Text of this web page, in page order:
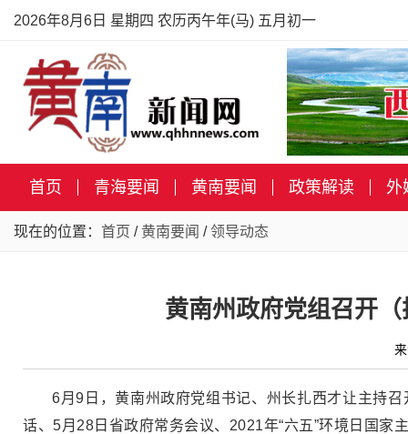
2026年8月6日 星期四 农历丙午年(马) 五月初一
首页 青海要闻 黄南要闻 政策解读 外
现在的位置： 首页 / 黄南要闻 /领导动态
黄南州政府党组召开
6月9日，黄南州政府党组书记、州长扎西才让主持
话、5月28日省政府常务会议、2021年“六五”环境日国